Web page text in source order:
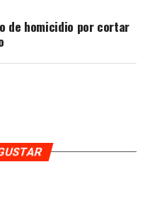
de homicidio por cortar